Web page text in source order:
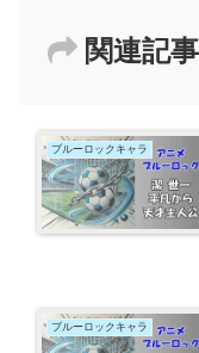
関連記事
ブルーロックキャラ
ブルーロックキャラ